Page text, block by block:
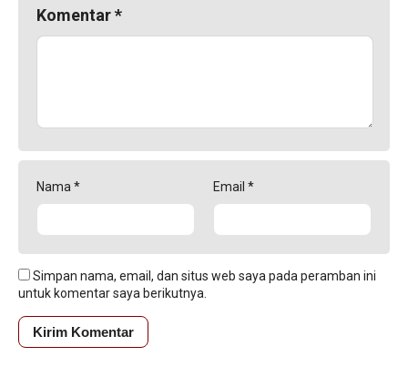
Komentar*
Nama * Email *
Simpan nama, email, dan situs web saya pada peramban ini
untuk komentar saya berikutnya.